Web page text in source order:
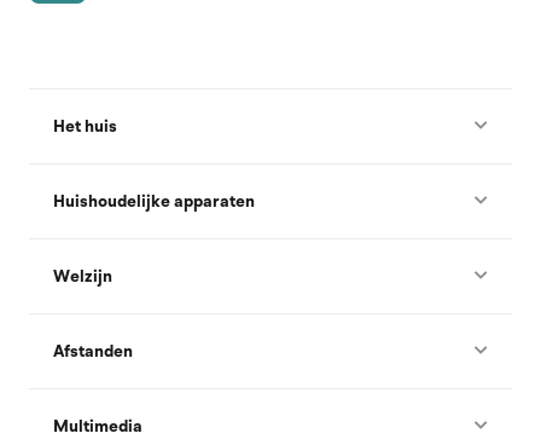
Het huis
Huishoudelijke apparaten
Welzijn
Afstanden
Multimedia